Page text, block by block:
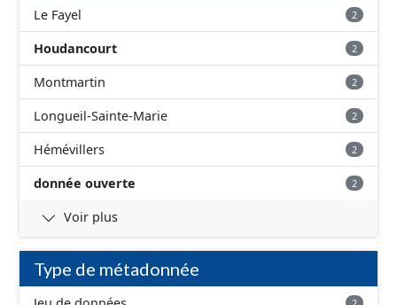
Le Fayel 2
Houdancourt 2
Montmartin 2
Longueil-Sainte-Marie 2
Hémévillers 2
donnée ouverte 2
Voir plus
Type de métadonnée
2